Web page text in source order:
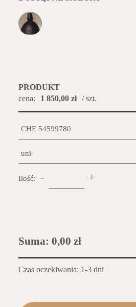
PRODUKT
cena:
1 850,00 zł / szt.
Ilość: - +
Suma: 0,00 zł
Czas oczekiwania: 1-3 dni